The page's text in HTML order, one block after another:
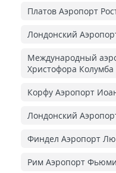
Платов Аэропорт
Лондонский
Международный
Христофора Колумба
Корфу Аэропорт
Лондонский
Финдел Аэропорт
Рим Аэропорт